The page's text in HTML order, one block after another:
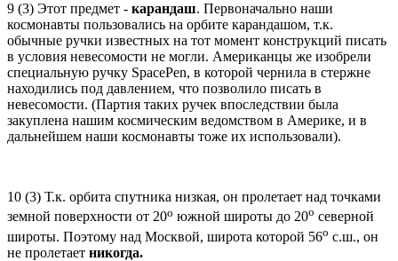
9 (3) Этот предмет - карандаш. Первоначально наши
космонавты пользовались на орбите карандашом, т.к.
обычные ручки известных на тот момент конструкций писать
в условия невесомости не могли. Американцы же изобрели
специальную ручку SpacePen, в которой чернила в стержне
находились под давлением, что позволило писать в
невесомости. (Партия таких ручек впоследствии была
закуплена нашим космическим ведомством в Америке, и в
дальнейшем наши космонавты тоже их использовали).
10 (3) Т.к. орбита спутника низкая, он пролетает над точками
земной поверхности от 20о южной широты до 20о северной
широты. Поэтому над Москвой, широта которой 56о с.ш., он
не пролетает никогда.